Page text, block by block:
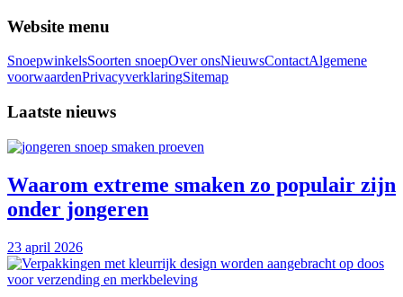
Website menu
SnoepwinkelsSoorten snoepOver onsNieuwsContactAlgemene
voorwaardenPrivacyverklaringSitemap
Laatste nieuws
Waarom extreme smaken zo populair zijn
onder jongeren
23 april 2026